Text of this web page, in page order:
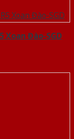
Xoan Đào-SGD